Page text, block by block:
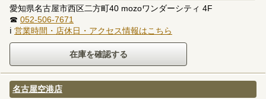
愛知県名古屋市西区二方町40 mozoワンダーシティ 4F
☎ 052-506-7671
ℹ 営業時間・店休日・アクセス情報はこちら
名古屋空港店